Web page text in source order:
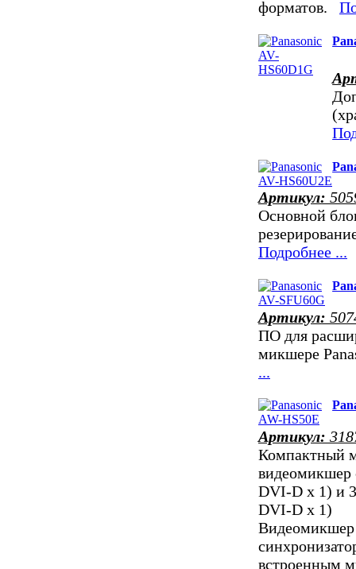
форматов.
Артикул:
Основной
Подробнее ...
Артикул:
ПО для
микшере
...
Артикул:
Компактный
видеомикшер
DVI-D x 1) и
DVI-D x 1)
встроенным